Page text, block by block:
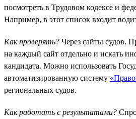
посмотреть в Трудовом кодексе и
Например, в этот список входит
Как проверять? Через сайты судов.
на каждый сайт отдельно и искать
кандидата. Можно использовать
автоматизированную систему
региональных судов.
Как работать с результатами?